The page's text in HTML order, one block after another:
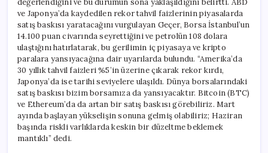
ve Japonya’da kaydedilen rekor tahvil faizlerinin piyasalarda
satış baskısı yaratacağını vurgulayan Geçer, Borsa İstanbul’un
14.100 puan civarında seyrettiğini ve petrolün 108 dolara
ulaştığını hatırlatarak, bu gerilimin iç piyasaya ve kripto
paralara yansıyacağına dair uyarılarda bulundu. “Amerika’da
30 yıllık tahvil faizleri %5’in üzerine çıkarak rekor kırdı,
Japonya’da ise tarihi seviyelere ulaşıldı. Dünya borsalarındaki
satış baskısı bizim borsamıza da yansıyacaktır. Bitcoin (BTC)
ve Ethereum’da da artan bir satış baskısı görebiliriz. Mart
ayında başlayan yükselişin sonuna gelmiş olabiliriz; Haziran
başında riskli varlıklarda keskin bir düzeltme beklemek
mantıklı” dedi.